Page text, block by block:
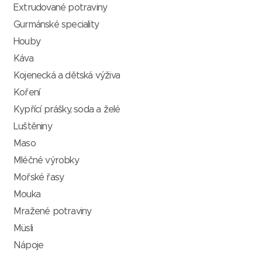
Extrudované potraviny
Gurmánské speciality
Houby
Káva
Kojenecká a dětská výživa
Koření
Kypřící prášky, soda a želé
Luštěniny
Maso
Mléčné výrobky
Mořské řasy
Mouka
Mražené potraviny
Müsli
Nápoje